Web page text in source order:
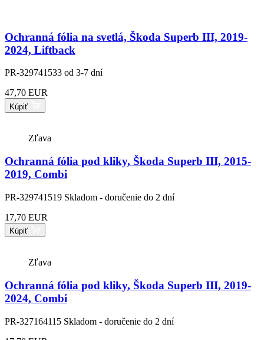
Ochranná fólia na svetlá, Škoda Superb III, 2019-
2024, Liftback
PR-329741533 od 3-7 dní
47,70 EUR
Kúpiť
Zľava
Ochranná fólia pod kliky, Škoda Superb III, 2015-
2019, Combi
PR-329741519 Skladom - doručenie do 2 dní
17,70 EUR
Kúpiť
Zľava
Ochranná fólia pod kliky, Škoda Superb III, 2019-
2024, Combi
PR-327164115 Skladom - doručenie do 2 dní